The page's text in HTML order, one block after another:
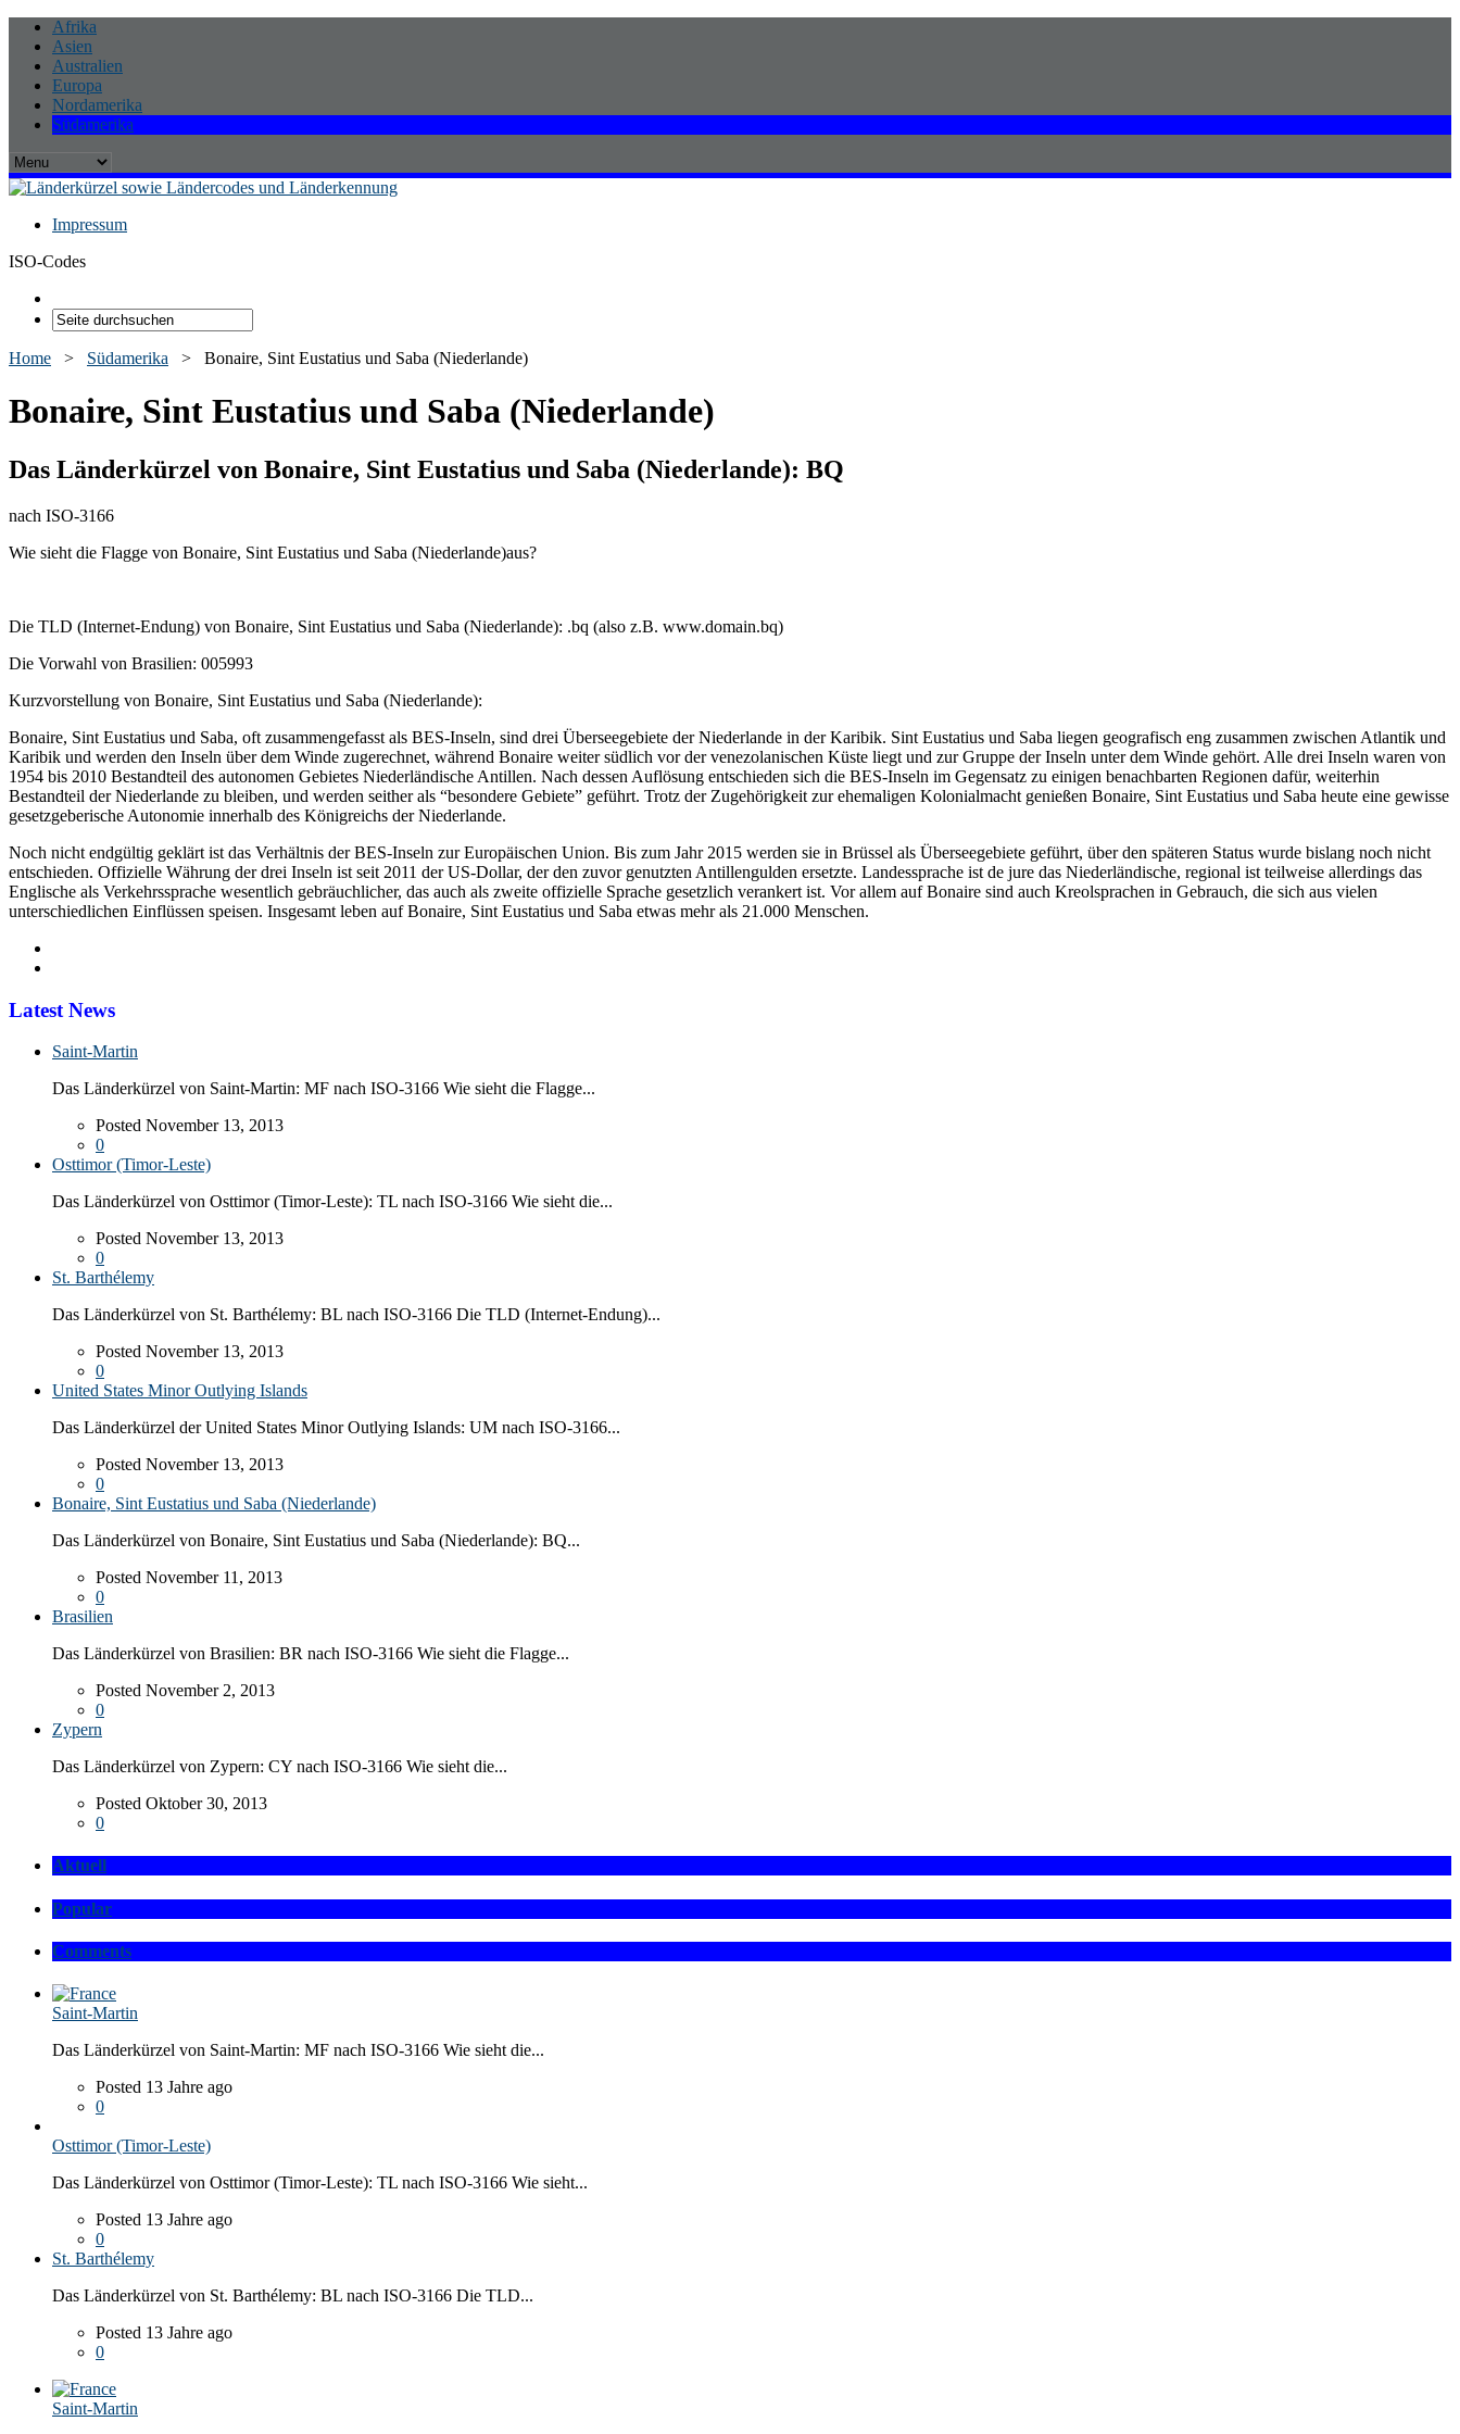
Afrika
Asien
Australien
Europa
Nordamerika
Südamerika
Impressum
ISO-Codes
Home > Südamerika > Bonaire, Sint Eustatius und Saba (Niederlande)
Bonaire, Sint Eustatius und Saba (Niederlande)
Das Länderkürzel von Bonaire, Sint Eustatius und Saba (Niederlande): BQ
nach ISO-3166
Wie sieht die Flagge von Bonaire, Sint Eustatius und Saba (Niederlande)aus?
Die TLD (Internet-Endung) von Bonaire, Sint Eustatius und Saba (Niederlande): .bq (also z.B. www.domain.bq)
Die Vorwahl von Brasilien: 005993
Kurzvorstellung von Bonaire, Sint Eustatius und Saba (Niederlande):
Bonaire, Sint Eustatius und Saba, oft zusammengefasst als BES-Inseln, sind drei Überseegebiete der Niederlande in der Karibik. Sint Eustatius und Saba liegen geografisch eng zusammen zwischen Atlantik und
Karibik und werden den Inseln über dem Winde zugerechnet, während Bonaire weiter südlich vor der venezolanischen Küste liegt und zur Gruppe der Inseln unter dem Winde gehört. Alle drei Inseln waren von
1954 bis 2010 Bestandteil des autonomen Gebietes Niederländische Antillen. Nach dessen Auflösung entschieden sich die BES-Inseln im Gegensatz zu einigen benachbarten Regionen dafür, weiterhin
Bestandteil der Niederlande zu bleiben, und werden seither als “besondere Gebiete” geführt. Trotz der Zugehörigkeit zur ehemaligen Kolonialmacht genießen Bonaire, Sint Eustatius und Saba heute eine gewisse
gesetzgeberische Autonomie innerhalb des Königreichs der Niederlande.
Noch nicht endgültig geklärt ist das Verhältnis der BES-Inseln zur Europäischen Union. Bis zum Jahr 2015 werden sie in Brüssel als Überseegebiete geführt, über den späteren Status wurde bislang noch nicht
entschieden. Offizielle Währung der drei Inseln ist seit 2011 der US-Dollar, der den zuvor genutzten Antillengulden ersetzte. Landessprache ist de jure das Niederländische, regional ist teilweise allerdings das
Englische als Verkehrssprache wesentlich gebräuchlicher, das auch als zweite offizielle Sprache gesetzlich verankert ist. Vor allem auf Bonaire sind auch Kreolsprachen in Gebrauch, die sich aus vielen
unterschiedlichen Einflüssen speisen. Insgesamt leben auf Bonaire, Sint Eustatius und Saba etwas mehr als 21.000 Menschen.
Latest News
Saint-Martin
Das Länderkürzel von Saint-Martin: MF nach ISO-3166 Wie sieht die Flagge...
Posted November 13, 2013
0
Osttimor (Timor-Leste)
Das Länderkürzel von Osttimor (Timor-Leste): TL nach ISO-3166 Wie sieht die...
Posted November 13, 2013
0
St. Barthélemy
Das Länderkürzel von St. Barthélemy: BL nach ISO-3166 Die TLD (Internet-Endung)...
Posted November 13, 2013
0
United States Minor Outlying Islands
Das Länderkürzel der United States Minor Outlying Islands: UM nach ISO-3166...
Posted November 13, 2013
0
Bonaire, Sint Eustatius und Saba (Niederlande)
Das Länderkürzel von Bonaire, Sint Eustatius und Saba (Niederlande): BQ...
Posted November 11, 2013
0
Brasilien
Das Länderkürzel von Brasilien: BR nach ISO-3166 Wie sieht die Flagge...
Posted November 2, 2013
0
Zypern
Das Länderkürzel von Zypern: CY nach ISO-3166 Wie sieht die...
Posted Oktober 30, 2013
0
Aktuell
Popular
Comments
Saint-Martin
Das Länderkürzel von Saint-Martin: MF nach ISO-3166 Wie sieht die...
Posted 13 Jahre ago
0
Osttimor (Timor-Leste)
Das Länderkürzel von Osttimor (Timor-Leste): TL nach ISO-3166 Wie sieht...
Posted 13 Jahre ago
0
St. Barthélemy
Das Länderkürzel von St. Barthélemy: BL nach ISO-3166 Die TLD...
Posted 13 Jahre ago
0
Saint-Martin